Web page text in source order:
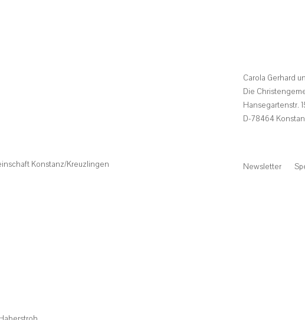
Carola Gerhard
Die
Hansegartenstr.
D-78464
Konstanz/Kreuzlingen Newsletter